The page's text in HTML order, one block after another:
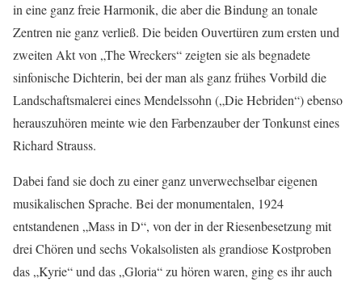
in eine ganz freie Harmonik, die aber die Bindung an tonale
Zentren nie ganz verließ. Die beiden Ouvertüren zum ersten und
zweiten Akt von „The Wreckers“ zeigten sie als begnadete
sinfonische Dichterin, bei der man als ganz frühes Vorbild die
Landschaftsmalerei eines Mendelssohn („Die Hebriden“) ebenso
herauszuhören meinte wie den Farbenzauber der Tonkunst eines
Richard Strauss.
Dabei fand sie doch zu einer ganz unverwechselbar eigenen
musikalischen Sprache. Bei der monumentalen, 1924
entstandenen „Mass in D“, von der in der Riesenbesetzung mit
drei Chören und sechs Vokalsolisten als grandiose Kostproben
das „Kyrie“ und das „Gloria“ zu hören waren, ging es ihr auch